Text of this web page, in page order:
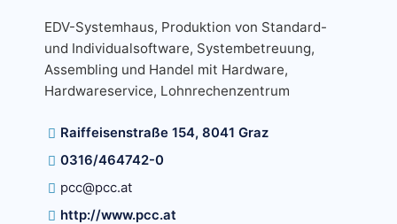
EDV-Systemhaus, Produktion von Standard-
und Individualsoftware, Systembetreuung,
Assembling und Handel mit Hardware,
Hardwareservice, Lohnrechenzentrum
Raiffeisenstraße 154, 8041 Graz
0316/464742-0
pcc@pcc.at
http://www.pcc.at